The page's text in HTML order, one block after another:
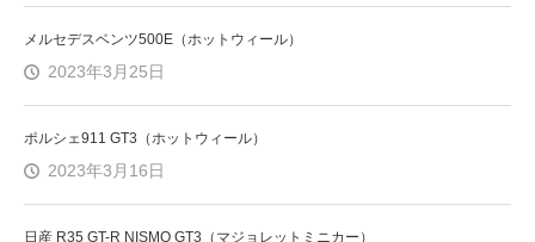
メルセデスベンツ500E（ホットウィール）
2023年3月25日
ポルシェ911 GT3（ホットウィール）
2023年3月16日
日産 R35 GT-R NISMO GT3（マジョレットミニカー）